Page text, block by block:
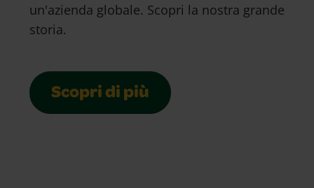
un'azienda globale. Scopri la nostra grande
storia.
Scopri di più